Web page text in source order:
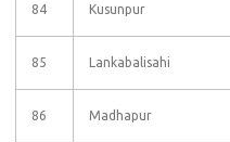
84 Kusunpur
85 Lankabalisahi
86 Madhapur